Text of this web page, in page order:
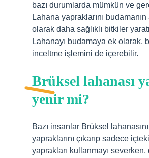
bazı durumlarda mümkün ve
Lahana yapraklarını budamanın
olarak daha sağlıklı bitkiler
Lahanayı budamaya ek olarak,
inceltme işlemini de içerebilir.
Brüksel lahanası
yenir mi?
Bazı insanlar Brüksel
yapraklarını çıkarıp sadece
yaprakları kullanmayı severken,